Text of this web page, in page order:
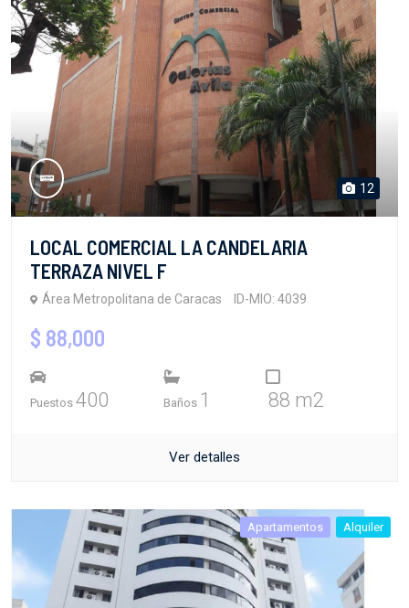
12
LOCAL COMERCIAL LA CANDELARIA
TERRAZA NIVEL F
Área Metropolitana de Caracas ID-MIO: 4039
$ 88,000
Puestos 400 Baños 1 88 m2
Ver detalles
Apartamentos Alquiler